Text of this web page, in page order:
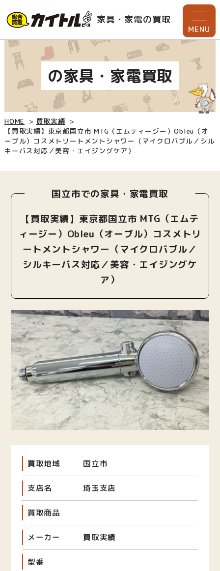
家具・家電の買取
MENU
の家具・家電買取
HOME
買取実績
【買取実績】東京都国立市 MTG（エムティージー）Obleu（オ
ーブル）コスメトリートメントシャワー（マイクロバブル／シル
キーバス対応／美容・エイジングケア）
国立市での家具・家電買取
【買取実績】東京都国立市 MTG（エムテ
ィージー）Obleu（オーブル）コスメトリ
ートメントシャワー（マイクロバブル／
シルキーバス対応／美容・エイジングケ
ア）
買取地域 国立市
支店名 埼玉支店
買取商品
メーカー 買取実績
型番